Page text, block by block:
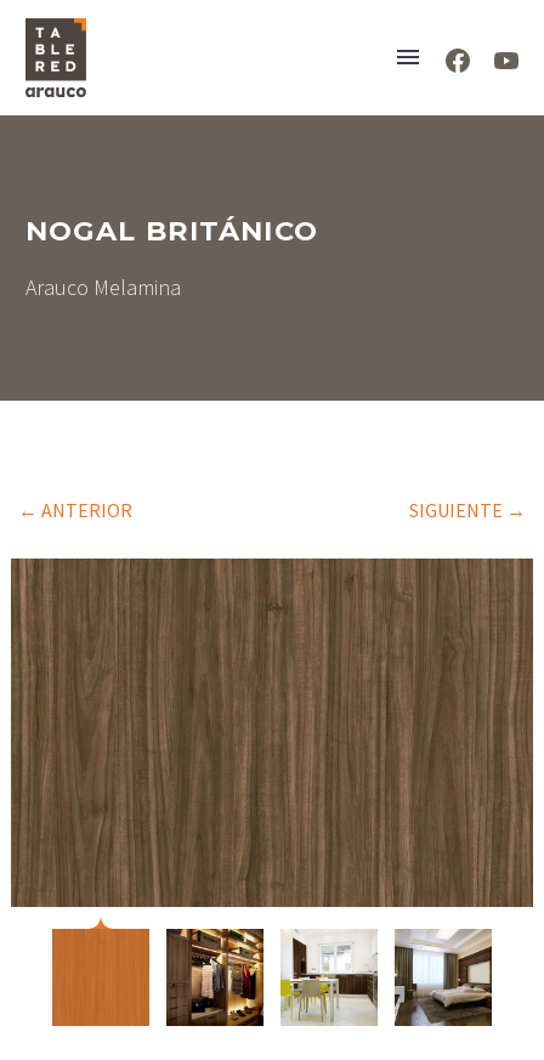
NOGAL BRITÁNICO
Arauco Melamina
← ANTERIOR SIGUIENTE →